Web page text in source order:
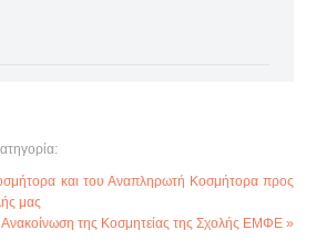
και του Αναπληρωτή Κοσμήτορα προς
μας
Ανακοίνωση της Κοσμητείας της Σχολής ΕΜΦΕ »